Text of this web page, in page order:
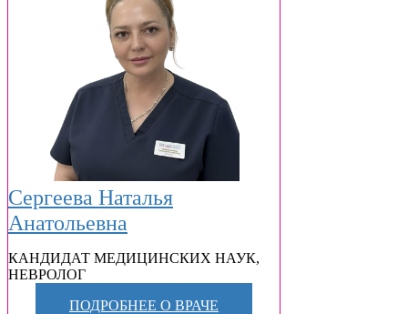
Сергеева Наталья
Анатольевна
КАНДИДАТ МЕДИЦИНСКИХ НАУК,
НЕВРОЛОГ
ПОДРОБНЕЕ О ВРАЧЕ